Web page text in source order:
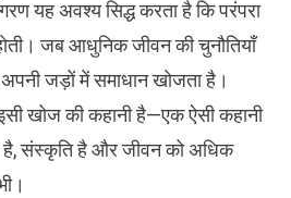
यह अवश्य सिद्ध करता है कि परंपरा
जब आधुनिक जीवन की चुनौतियाँ
जड़ों में समाधान खोजता है।
खोज की कहानी है—एक ऐसी कहानी
है, संस्कृति है और जीवन को अधिक